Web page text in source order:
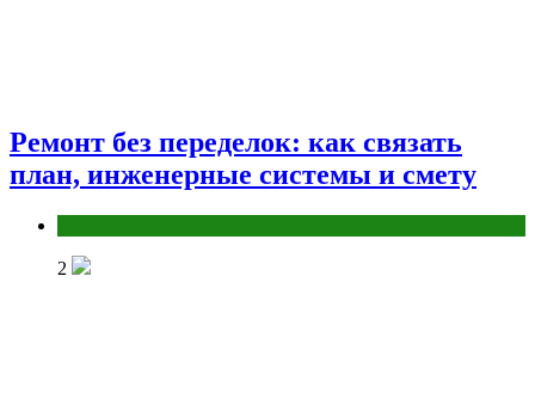
Ремонт без переделок: как связать
план, инженерные системы и смету
2